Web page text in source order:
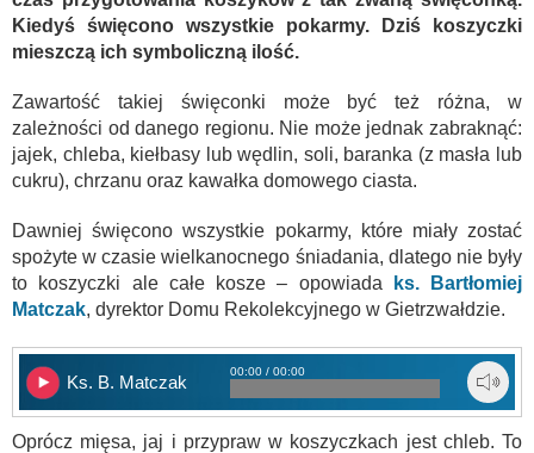
Kiedyś święcono wszystkie pokarmy. Dziś koszyczki
mieszczą ich symboliczną ilość.
Zawartość takiej święconki może być też różna, w
zależności od danego regionu. Nie może jednak zabraknąć:
jajek, chleba, kiełbasy lub wędlin, soli, baranka (z masła lub
cukru), chrzanu oraz kawałka domowego ciasta.
Dawniej święcono wszystkie pokarmy, które miały zostać
spożyte w czasie wielkanocnego śniadania, dlatego nie były
to koszyczki ale całe kosze – opowiada ks. Bartłomiej
Matczak, dyrektor Domu Rekolekcyjnego w Gietrzwałdzie.
Ks. B. Matczak
00:00 / 00:00
Oprócz mięsa, jaj i przypraw w koszyczkach jest chleb. To